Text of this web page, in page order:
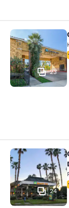
Quality
23
Quality
24